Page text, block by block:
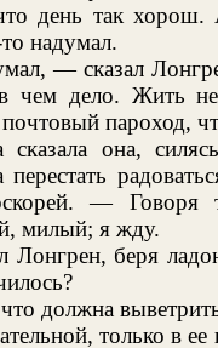
что день так
надумал.
— сказал
дело. Жить
пароход,
она,
перестать
— Говоря
милый; я жду.
беря
должна
только в